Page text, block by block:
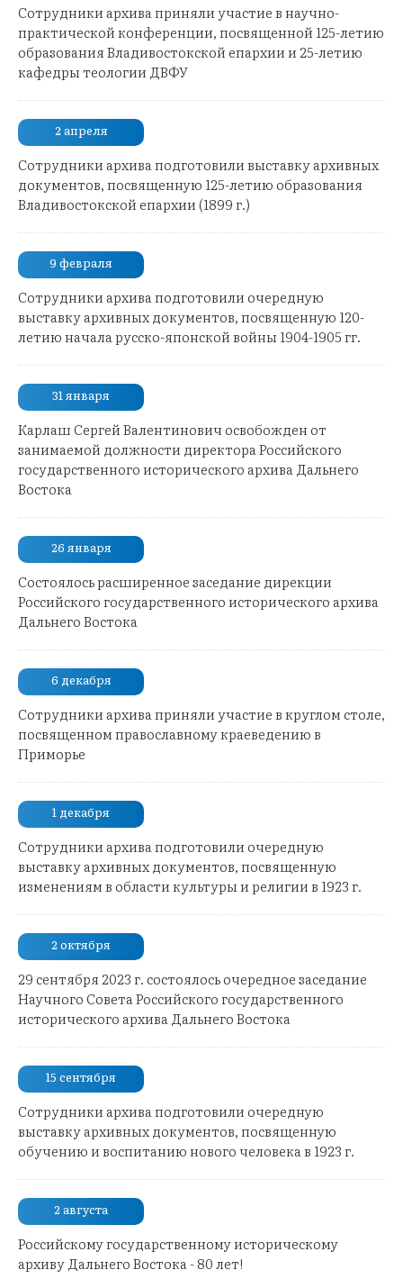
Сотрудники архива приняли участие в научно-
практической конференции, посвященной 125-летию
образования Владивостокской епархии и 25-летию
кафедры теологии ДВФУ
2 апреля
Сотрудники архива подготовили выставку архивных
документов, посвященную 125-летию образования
Владивостокской епархии (1899 г.)
9 февраля
Сотрудники архива подготовили очередную
выставку архивных документов, посвященную 120-
летию начала русско-японской войны 1904-1905 гг.
31 января
Карлаш Сергей Валентинович освобожден от
занимаемой должности директора Российского
государственного исторического архива Дальнего
Востока
26 января
Состоялось расширенное заседание дирекции
Российского государственного исторического архива
Дальнего Востока
6 декабря
Сотрудники архива приняли участие в круглом столе,
посвященном православному краеведению в
Приморье
1 декабря
Сотрудники архива подготовили очередную
выставку архивных документов, посвященную
изменениям в области культуры и религии в 1923 г.
2 октября
29 сентября 2023 г. состоялось очередное заседание
Научного Совета Российского государственного
исторического архива Дальнего Востока
15 сентября
Сотрудники архива подготовили очередную
выставку архивных документов, посвященную
обучению и воспитанию нового человека в 1923 г.
2 августа
Российскому государственному историческому
архиву Дальнего Востока - 80 лет!